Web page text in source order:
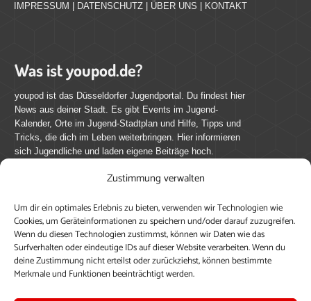
Zustimmung verwalten
Um dir ein optimales Erlebnis zu bieten, verwenden wir Technologien wie
Cookies, um Geräteinformationen zu speichern und/oder darauf zuzugreifen.
Wenn du diesen Technologien zustimmst, können wir Daten wie das
Surfverhalten oder eindeutige IDs auf dieser Website verarbeiten. Wenn du
deine Zustimmung nicht erteilst oder zurückziehst, können bestimmte
Merkmale und Funktionen beeinträchtigt werden.
IMPRESSUM DATENSCHUTZ ÜBER UNS KONTAKT
Was ist youpod.de?
youpod ist das Düsseldorfer Jugendportal. Du findest hier
News aus deiner Stadt. Es gibt Events im Jugend-
Kalender, Orte im Jugend-Stadtplan und Hilfe, Tipps und
Tricks, die dich im Leben weiterbringen. Hier informieren
sich Jugendliche und laden eigene Beiträge hoch.
Mach mit bei youpod.de!
youpod.de lebt von Menschen wie dir. Sammel
journalistische Erfahrung, teile deine Perspektive und
veröffentliche deine Beiträge auf youpod.de.Du musst
dich anmelden, um alle Funktionen nutzen zu können, ein
Profil anzulegen, eigene Beiträge hochzuladen und zu